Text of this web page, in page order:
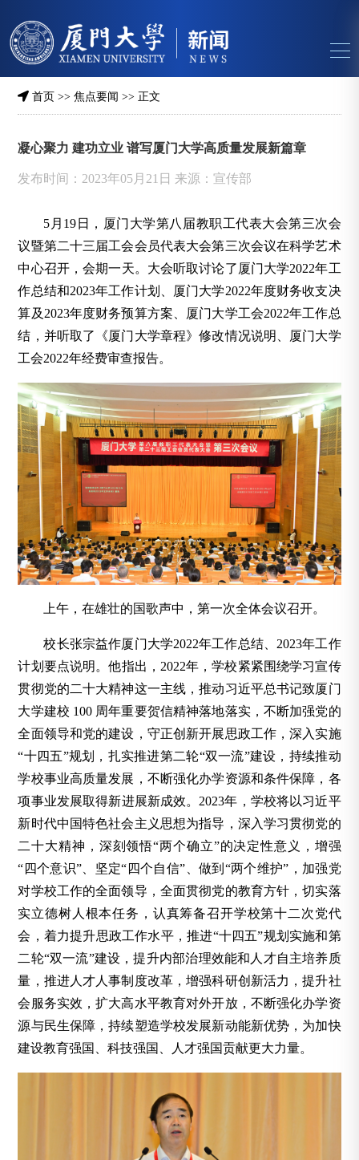
首页 >>焦点要闻 >> 正文
凝心聚力 建功立业 谱写厦门大学高质量发展新篇章
发布时间：2023年05月21日 来源：宣传部
5月19日，厦门大学第八届教职工代表大会第三次会
议暨第二十三届工会会员代表大会第三次会议在科学艺术
中心召开，会期一天。大会听取讨论了厦门大学2022年工
作总结和2023年工作计划、厦门大学2022年度财务收支决
算及2023年度财务预算方案、厦门大学工会2022年工作总
结，并听取了《厦门大学章程》修改情况说明、厦门大学
工会2022年经费审查报告。
上午，在雄壮的国歌声中，第一次全体会议召开。
校长张宗益作厦门大学2022年工作总结、2023年工作
计划要点说明。他指出，2022年，学校紧紧围绕学习宣传
贯彻党的二十大精神这一主线，推动习近平总书记致厦门
大学建校 100 周年重要贺信精神落地落实，不断加强党的
全面领导和党的建设，守正创新开展思政工作，深入实施
“十四五”规划，扎实推进第二轮“双一流”建设，持续推动
学校事业高质量发展，不断强化办学资源和条件保障，各
项事业发展取得新进展新成效。2023年，学校将以习近平
新时代中国特色社会主义思想为指导，深入学习贯彻党的
二十大精神，深刻领悟“两个确立”的决定性意义，增强
“四个意识”、坚定“四个自信”、做到“两个维护”，加强党
对学校工作的全面领导，全面贯彻党的教育方针，切实落
实立德树人根本任务，认真筹备召开学校第十二次党代
会，着力提升思政工作水平，推进“十四五”规划实施和第
二轮“双一流”建设，提升内部治理效能和人才自主培养质
量，推进人才人事制度改革，增强科研创新活力，提升社
会服务实效，扩大高水平教育对外开放，不断强化办学资
源与民生保障，持续塑造学校发展新动能新优势，为加快
建设教育强国、科技强国、人才强国贡献更大力量。